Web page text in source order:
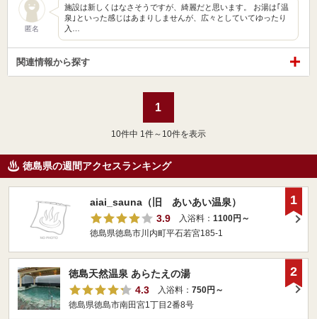
匿名
施設は新しくはなさそうですが、綺麗だと思います。 お湯は｢温
泉｣といった感じはあまりしませんが、広々としていてゆったり
入…
関連情報から探す
1
10件中 1件～10件を表示
徳島県の週間アクセスランキング
aiai_sauna（旧 あいあい温泉）
3.9
入浴料： 1100円～
徳島県徳島市川内町平石若宮185-1
1
徳島天然温泉 あらたえの湯
4.3
入浴料： 750円～
徳島県徳島市南田宮1丁目2番8号
2